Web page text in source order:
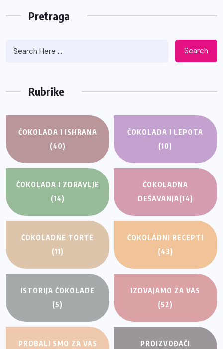
Pretraga
Search
Rubrike
ČOKOLADA I ISHRANA
(40)
ČOKOLADA I LEPOTA
(10)
ČOKOLADA I ZDRAVLJE
(14)
ČOKOLADNA
DEŠAVANJA(14)
ČOKOLADNE TORTE
(11)
ČOKOLADNI RECEPTI
(43)
ISTORIJA ČOKOLADE
(5)
IZDVAJAMO ZA VAS
(52)
PROBALI SMO ZA VAS PROIZVOĐAČI